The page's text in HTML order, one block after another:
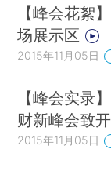
【峰会花絮
场展示区
2015年11月05日
【峰会实录
财新峰会致
2015年11月05日